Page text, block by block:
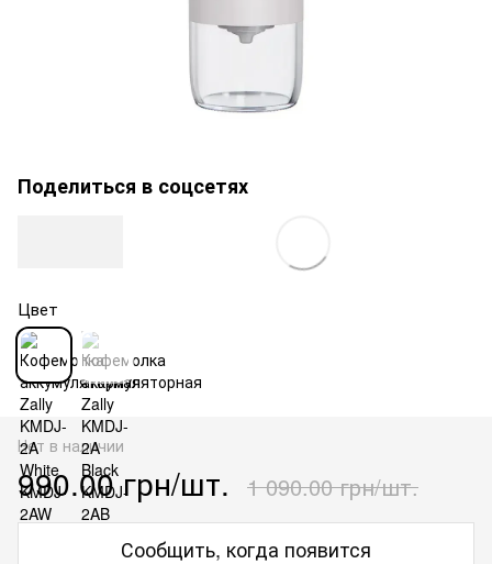
Поделиться в соцсетях
Цвет
Нет в наличии
990.00 грн/шт. 1 090.00 грн/шт.
Сообщить, когда появится